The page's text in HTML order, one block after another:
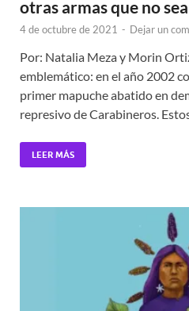
otras armas que no
4 de octubre de 2021 - Dejar un
Por: Natalia Meza y Morin
emblemático: en el año 2002
primer mapuche abatido en
represivo de Carabineros. Estos
LEER MÁS